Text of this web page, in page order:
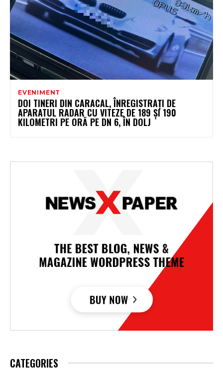
EVENIMENT
DOI TINERI DIN CARACAL, ÎNREGISTRAȚI DE
APARATUL RADAR CU VITEZE DE 189 ȘI 190
KILOMETRI PE ORĂ PE DN 6, ÎN DOLJ
CATEGORIES